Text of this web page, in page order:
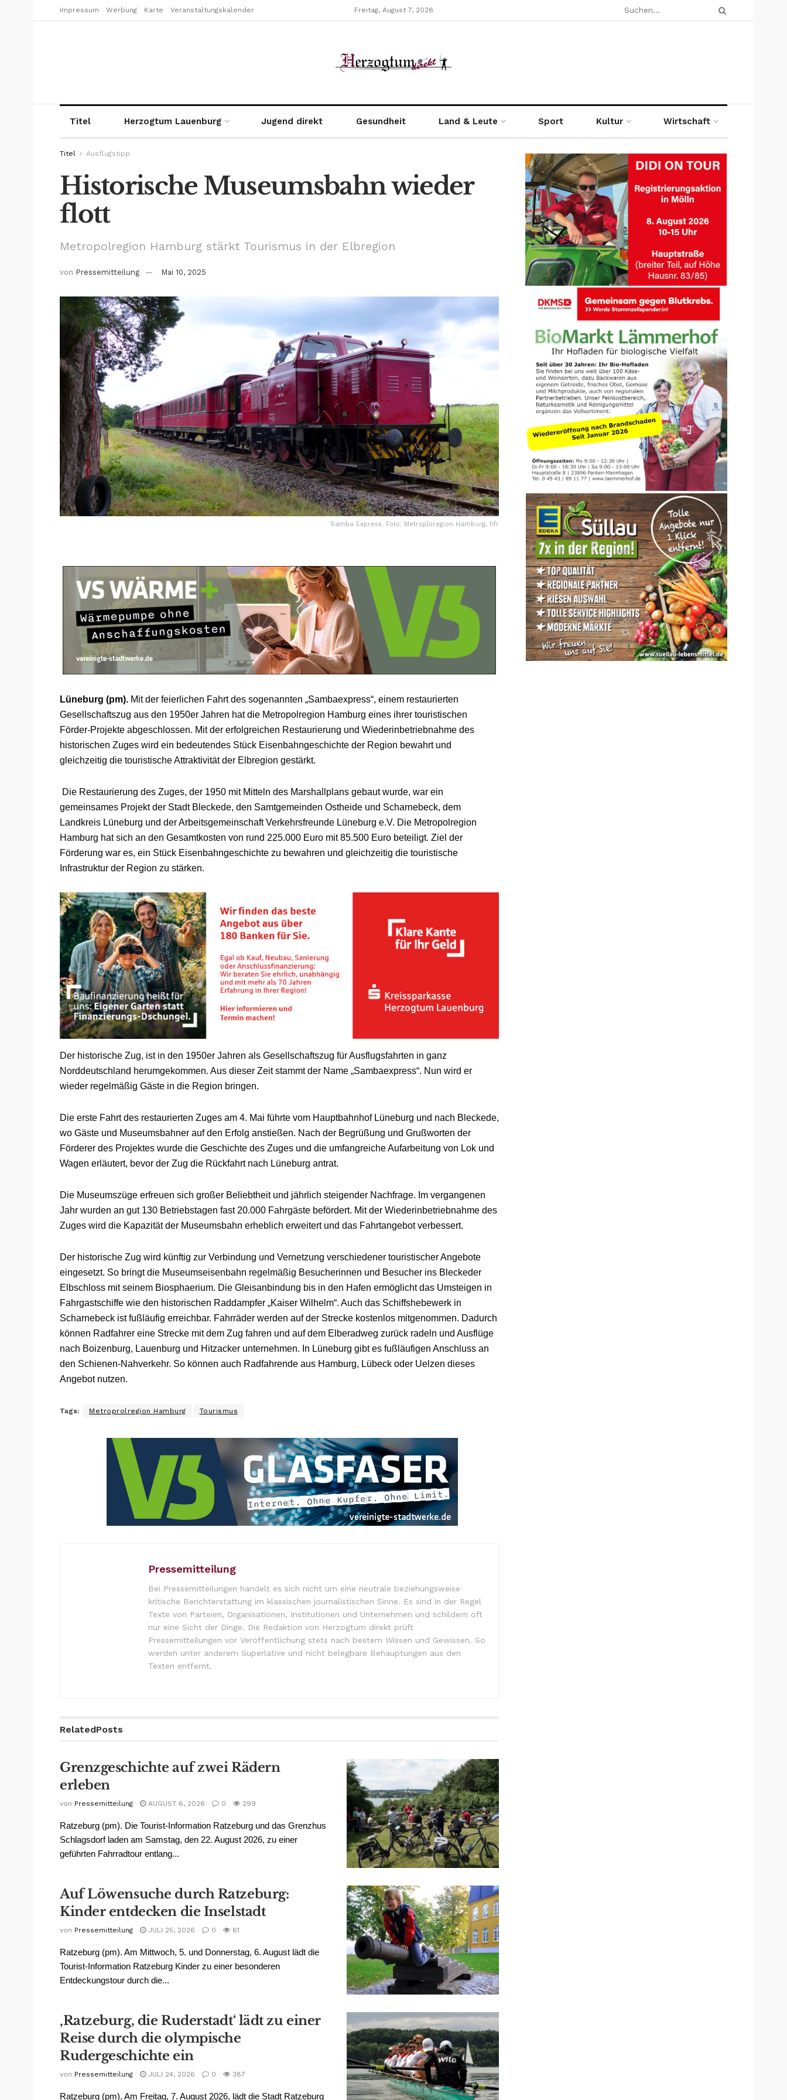
Impressum Werbung Karte Veranstaltungskalender Freitag, August 7, 2026
Titel Herzogtum Lauenburg Jugend direkt Gesundheit Land & Leute Sport Kultur Wirtschaft
Titel Ausflugstipp
Historische Museumsbahn wieder
flott
Metropolregion Hamburg stärkt Tourismus in der Elbregion
von Pressemitteilung Mai 10, 2025
Samba Express. Foto: Metroploregion Hamburg, hfr
Lüneburg (pm). Mit der feierlichen Fahrt des sogenannten „Sambaexpress“, einem restaurierten
Gesellschaftszug aus den 1950er Jahren hat die Metropolregion Hamburg eines ihrer touristischen
Förder-Projekte abgeschlossen. Mit der erfolgreichen Restaurierung und Wiederinbetriebnahme des
historischen Zuges wird ein bedeutendes Stück Eisenbahngeschichte der Region bewahrt und
gleichzeitig die touristische Attraktivität der Elbregion gestärkt.
Die Restaurierung des Zuges, der 1950 mit Mitteln des Marshallplans gebaut wurde, war ein
gemeinsames Projekt der Stadt Bleckede, den Samtgemeinden Ostheide und Scharnebeck, dem
Landkreis Lüneburg und der Arbeitsgemeinschaft Verkehrsfreunde Lüneburg e.V. Die Metropolregion
Hamburg hat sich an den Gesamtkosten von rund 225.000 Euro mit 85.500 Euro beteiligt. Ziel der
Förderung war es, ein Stück Eisenbahngeschichte zu bewahren und gleichzeitig die touristische
Infrastruktur der Region zu stärken.
Der historische Zug, ist in den 1950er Jahren als Gesellschaftszug für Ausflugsfahrten in ganz
Norddeutschland herumgekommen. Aus dieser Zeit stammt der Name „Sambaexpress“. Nun wird er
wieder regelmäßig Gäste in die Region bringen.
Die erste Fahrt des restaurierten Zuges am 4. Mai führte vom Hauptbahnhof Lüneburg und nach Bleckede,
wo Gäste und Museumsbahner auf den Erfolg anstießen. Nach der Begrüßung und Grußworten der
Förderer des Projektes wurde die Geschichte des Zuges und die umfangreiche Aufarbeitung von Lok und
Wagen erläutert, bevor der Zug die Rückfahrt nach Lüneburg antrat.
Die Museumszüge erfreuen sich großer Beliebtheit und jährlich steigender Nachfrage. Im vergangenen
Jahr wurden an gut 130 Betriebstagen fast 20.000 Fahrgäste befördert. Mit der Wiederinbetriebnahme des
Zuges wird die Kapazität der Museumsbahn erheblich erweitert und das Fahrtangebot verbessert.
Der historische Zug wird künftig zur Verbindung und Vernetzung verschiedener touristischer Angebote
eingesetzt. So bringt die Museumseisenbahn regelmäßig Besucherinnen und Besucher ins Bleckeder
Elbschloss mit seinem Biosphaerium. Die Gleisanbindung bis in den Hafen ermöglicht das Umsteigen in
Fahrgastschiffe wie den historischen Raddampfer „Kaiser Wilhelm“. Auch das Schiffshebewerk in
Scharnebeck ist fußläufig erreichbar. Fahrräder werden auf der Strecke kostenlos mitgenommen. Dadurch
können Radfahrer eine Strecke mit dem Zug fahren und auf dem Elberadweg zurück radeln und Ausflüge
nach Boizenburg, Lauenburg und Hitzacker unternehmen. In Lüneburg gibt es fußläufigen Anschluss an
den Schienen‐Nahverkehr. So können auch Radfahrende aus Hamburg, Lübeck oder Uelzen dieses
Angebot nutzen.
Tags: Metroprolregion Hamburg Tourismus
Pressemitteilung
Bei Pressemitteilungen handelt es sich nicht um eine neutrale beziehungsweise
kritische Berichterstattung im klassischen journalistischen Sinne. Es sind in der Regel
Texte von Parteien, Organisationen, Institutionen und Unternehmen und schildern oft
nur eine Sicht der Dinge. Die Redaktion von Herzogtum direkt prüft
Pressemitteilungen vor Veröffentlichung stets nach bestem Wissen und Gewissen. So
werden unter anderem Superlative und nicht belegbare Behauptungen aus den
Texten entfernt.
RelatedPosts
Grenzgeschichte auf zwei Rädern
erleben
von Pressemitteilung AUGUST 6, 2026 0 299
Ratzeburg (pm). Die Tourist-Information Ratzeburg und das Grenzhus
Schlagsdorf laden am Samstag, den 22. August 2026, zu einer
geführten Fahrradtour entlang...
Auf Löwensuche durch Ratzeburg:
Kinder entdecken die Inselstadt
von Pressemitteilung JULI 25, 2026 0 61
Ratzeburg (pm). Am Mittwoch, 5. und Donnerstag, 6. August lädt die
Tourist-Information Ratzeburg Kinder zu einer besonderen
Entdeckungstour durch die...
‚Ratzeburg, die Ruderstadt‘ lädt zu einer
Reise durch die olympische
Rudergeschichte ein
von Pressemitteilung JULI 24, 2026 0 387
Ratzeburg (pm). Am Freitag, 7. August 2026, lädt die Stadt Ratzeburg